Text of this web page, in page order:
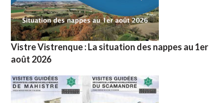
Vistre Vistrenque : La situation des nappes au 1er
août 2026